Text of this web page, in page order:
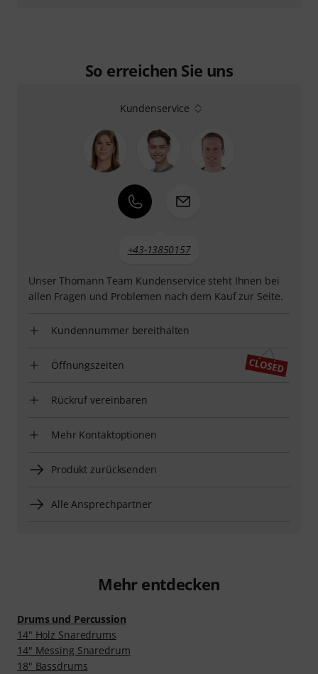
So erreichen Sie uns
Kundenservice
+43-13850157
Unser Thomann Team Kundenservice steht Ihnen bei
allen Fragen und Problemen nach dem Kauf zur Seite.
Kundennummer bereithalten
Öffnungszeiten
Rückruf vereinbaren
Mehr Kontaktoptionen
Produkt zurücksenden
Alle Ansprechpartner
Mehr entdecken
Drums und Percussion
14" Holz Snaredrums
14" Messing Snaredrum
18" Bassdrums